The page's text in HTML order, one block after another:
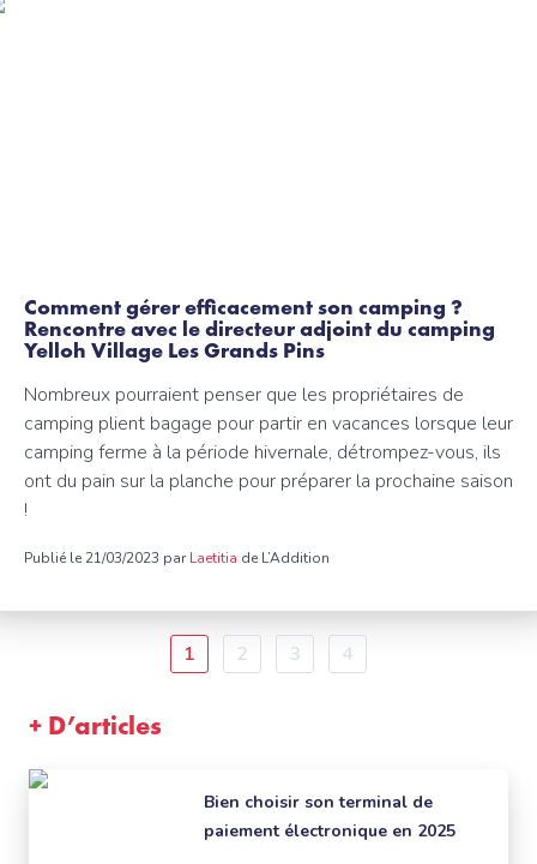
Comment gérer efficacement son camping ?
Rencontre avec le directeur adjoint du camping
Yelloh Village Les Grands Pins
Nombreux pourraient penser que les propriétaires de
camping plient bagage pour partir en vacances lorsque leur
camping ferme à la période hivernale, détrompez-vous, ils
ont du pain sur la planche pour préparer la prochaine saison
!
Publié le 21/03/2023 parLaetitia de L’Addition
Page
1 Page
2 Page
3 Page
4
+ D’articles
Bien choisir son terminal de
paiement électronique en 2025